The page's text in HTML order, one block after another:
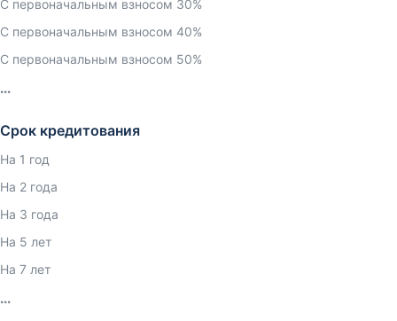
С первоначальным взносом 30%
С первоначальным взносом 40%
С первоначальным взносом 50%
Срок кредитования
На 1 год
На 2 года
На 3 года
На 5 лет
На 7 лет